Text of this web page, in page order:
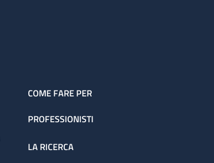
COME FARE PER
PROFESSIONISTI
LA RICERCA